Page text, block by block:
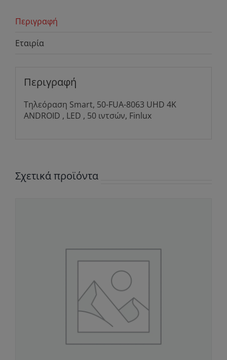
Περιγραφή
Εταιρία
Περιγραφή
Τηλεόραση Smart, 50-FUA-8063 UHD 4K
ANDROID , LED , 50 ιντσών, Finlux
Σχετικά προϊόντα